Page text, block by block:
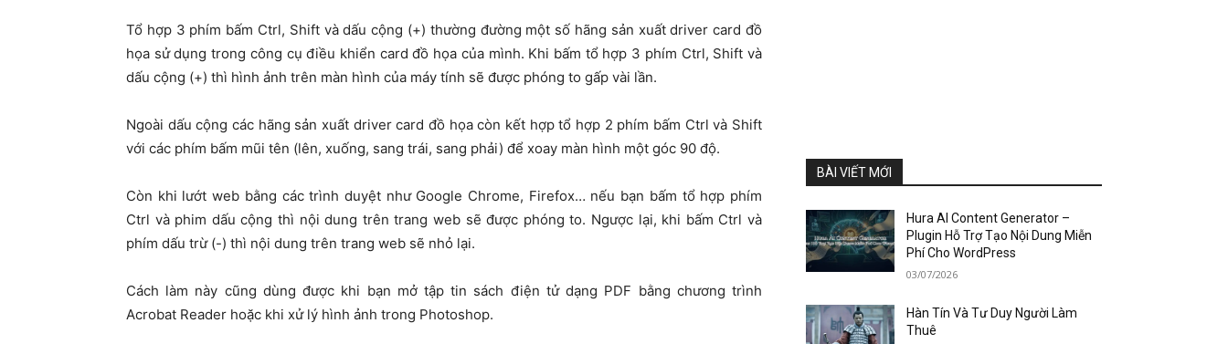
Tổ hợp 3 phím bấm Ctrl, Shift và dấu cộng (+) thường đường một số hãng sản xuất driver card đồ
họa sử dụng trong công cụ điều khiển card đồ họa của mình. Khi bấm tổ hợp 3 phím Ctrl, Shift và
dấu cộng (+) thì hình ảnh trên màn hình của máy tính sẽ được phóng to gấp vài lần.
Ngoài dấu cộng các hãng sản xuất driver card đồ họa còn kết hợp tổ hợp 2 phím bấm Ctrl và Shift
với các phím bấm mũi tên (lên, xuống, sang trái, sang phải) để xoay màn hình một góc 90 độ.
Còn khi lướt web bằng các trình duyệt như Google Chrome, Firefox… nếu bạn bấm tổ hợp phím
Ctrl và phim dấu cộng thì nội dung trên trang web sẽ được phóng to. Ngược lại, khi bấm Ctrl và
phím dấu trừ (-) thì nội dung trên trang web sẽ nhỏ lại.
Cách làm này cũng dùng được khi bạn mở tập tin sách điện tử dạng PDF bằng chương trình
Acrobat Reader hoặc khi xử lý hình ảnh trong Photoshop.
BÀI VIẾT MỚI
Hura AI Content Generator –
Plugin Hỗ Trợ Tạo Nội Dung Miễn
Phí Cho WordPress
03/07/2026
Hàn Tín Và Tư Duy Người Làm
Thuê